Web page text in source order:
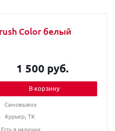
Color белый
1 500 руб.
В корзину
Самовывоз
Курьер, ТК
Есть в наличии